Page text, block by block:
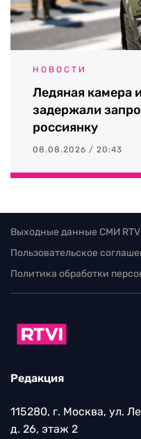
НОВОСТИ
Ледяная камера
задержали
россиянку
08.08.2026 / 20:43
Выходные данные СМИ
Пользовательское
Политика обработки
Редакция
115280, г. Москва, ул.
д. 26, этаж 2